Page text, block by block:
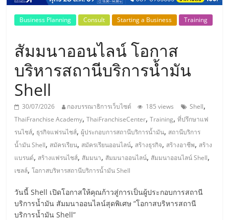
ธุรกิจ
เอ
ส
เอ็
มอี
ไทย,
SMEs,
Business Planning Consult Starting a Business Training
สัมมนาออนไลน์ โอกาส
บริหารสถานีบริการน้ำมัน
Shell
30/07/2026 กองบรรณาธิการเว็บไซต์ 185 views Shell,
ThaiFranchise Academy,ThaiFranchiseCenter,Training,ที่ปรึกษาแฟ
รนไชส์, ธุรกิจแฟรนไชส์,ผู้ประกอบการสถานีบริการน้ำมัน, สถานีบริการ
น้ำมัน Shell, สมัครเรียน, สมัครเรียนออนไลน์, สร้างธุรกิจ, สร้างอาชีพ, สร้าง
แบรนด์, สร้างแฟรนไชส์, สัมมนา, สัมมนาออนไลน์, สัมมนาออนไลน์ Shell,
เชลล์,โอกาสบริหารสถานีบริการน้ำมัน Shell
วันนี้ Shell เปิดโอกาสให้คุณก้าวสู่การเป็นผู้ประกอบการสถานี
บริการน้ำมัน สัมมนาออนไลน์สุดพิเศษ “โอกาสบริหารสถานี
บริการน้ำมัน Shell”